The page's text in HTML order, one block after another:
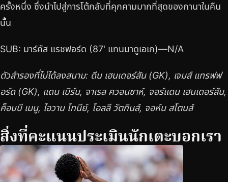
ครั้งหนึ่ง ซึ่งนำไปสู่การโต้กลับที่คุกคามมากที่สุดของกานาในคืน
นั้น
SUB: มาร์คัส แรชฟอร์ด (87' แทนมาดูเอเก)—N/A
ตัวสำรองที่ไม่ได้ลงสนาม: ดีน เฮนเดอร์สัน (GK), เจมส์ แทรฟฟ
อร์ด (GK), แดน เบิร์น, จาเรล ควอนซาห์, จอร์แดน เฮนเดอร์สัน,
ค็อบบี เมนู, ไอวาน โทนีย์, โอลลี วัตกินส์, จอห์น สโตนส์
สิ่งที่คะแนนประเมินนักเตะบอกเรา